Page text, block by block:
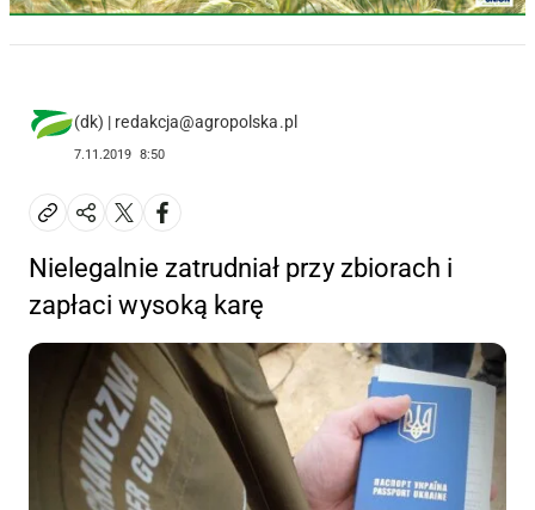
(dk) | redakcja@agropolska.pl
7.11.2019 8:50
Nielegalnie zatrudniał przy zbiorach i
zapłaci wysoką karę